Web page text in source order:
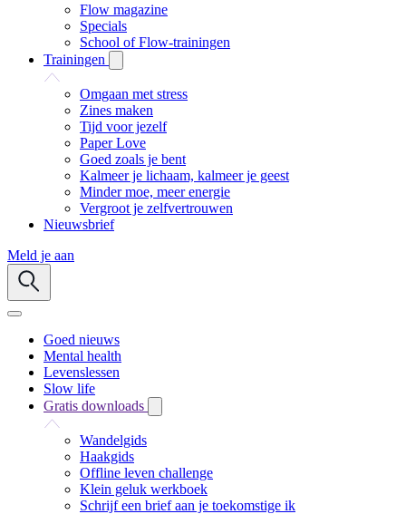
Flow magazine
Specials
School of Flow-trainingen
Trainingen
Omgaan met stress
Zines maken
Tijd voor jezelf
Paper Love
Goed zoals je bent
Kalmeer je lichaam, kalmeer je geest
Minder moe, meer energie
Vergroot je zelfvertrouwen
Nieuwsbrief
Meld je aan
Goed nieuws
Mental health
Levenslessen
Slow life
Gratis downloads
Wandelgids
Haakgids
Offline leven challenge
Klein geluk werkboek
Schrijf een brief aan je toekomstige ik